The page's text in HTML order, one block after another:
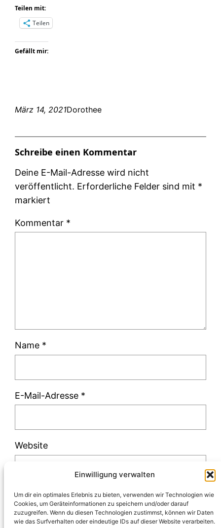
Einwilligung verwalten
Um dir ein optimales Erlebnis zu bieten, verwenden wir Technologien wie
Cookies, um Geräteinformationen zu speichern und/oder darauf
zuzugreifen. Wenn du diesen Technologien zustimmst, können wir Daten
wie das Surfverhalten oder eindeutige IDs auf dieser Website verarbeiten.
Teilen mit:
Teilen
Gefällt mir:
März 14, 2021Dorothee
Schreibe einen Kommentar
Deine E-Mail-Adresse wird nicht
veröffentlicht. Erforderliche Felder sind mit *
markiert
Kommentar *
Name *
E-Mail-Adresse *
Website
Diese Website verwendet Akismet, um Spam